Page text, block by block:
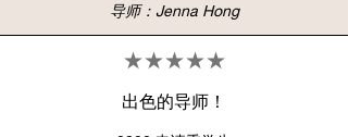
导师：Jenna Hong
★★★★★
出色的导师！